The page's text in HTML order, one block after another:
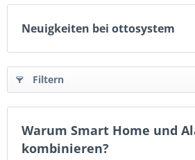
Neuigkeiten bei ottosystem
Filtern
Warum Smart Home und
kombinieren?